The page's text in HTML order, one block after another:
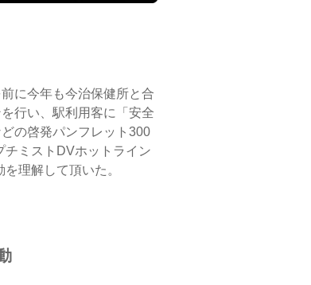
に今年も今治保健所と合
行い、駅利用客に「安全
の啓発パンフレット300
ミストDVホットライン
理解して頂いた。